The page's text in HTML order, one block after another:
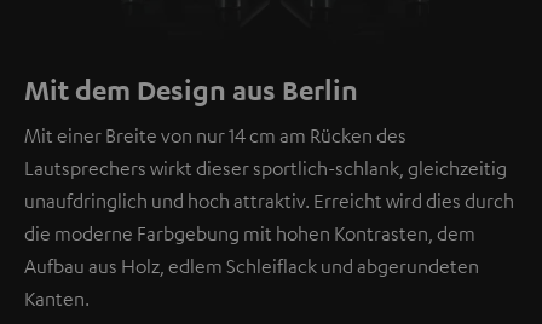
Mit dem Design aus Berlin
Mit einer Breite von nur 14 cm am Rücken des
Lautsprechers wirkt dieser sportlich-schlank, gleichzeitig
unaufdringlich und hoch attraktiv. Erreicht wird dies durch
die moderne Farbgebung mit hohen Kontrasten, dem
Aufbau aus Holz, edlem Schleiflack und abgerundeten
Kanten.